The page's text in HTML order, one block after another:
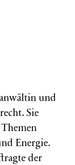
und
Sie
Energie.
der